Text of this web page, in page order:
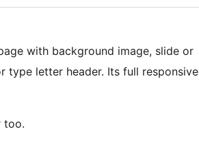
with background image, slide or
type letter header. Its full responsive
too.